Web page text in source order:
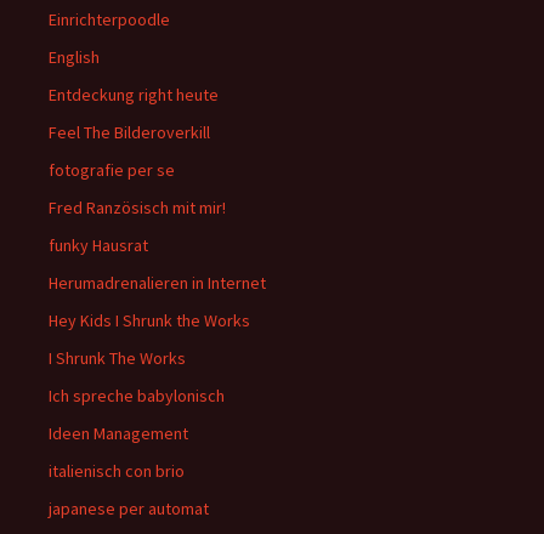
Einrichterpoodle
English
Entdeckung right heute
Feel The Bilderoverkill
fotografie per se
Fred Ranzösisch mit mir!
funky Hausrat
Herumadrenalieren in Internet
Hey Kids I Shrunk the Works
I Shrunk The Works
Ich spreche babylonisch
Ideen Management
italienisch con brio
japanese per automat